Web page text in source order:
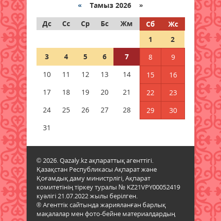
07 тамыз 2026 ж. 59
+41 градус: Қазақстанда жаңа
07 тамыз 2026 ж.
5547 әскери бөлімінде «Алғашқы
қызмет күні» іс-шарасы өтті
Қаржылық сауаттылықты
07 тамыз 2026 ж.
Ауыл шаруашылығы – өңір
экономикасының негізгі тірегі
07 тамыз 2026 ж. 68
« Тамыз 2026 »
Дс
Сс Ср Бс Жм Сб
Жс
1
2
3
4 5 6 7 8
9
10
11 12 13 14 15
16
17
18 19 20 21 22
23
24
25 26 27 28 29
30
31
© 2026. Qazaly.kz ақпараттық агенттігі.
Қазақстан Республикасы Ақпарат және
Қоғамдық даму министрлігі, Ақпарат
комитетінің тіркеу туралы № KZ21VPY00052419
куәлігі 21.07.2022 жылы берілген.
® Агенттік сайтында жарияланған барлық
мақалалар мен фото-бейне материалдардың